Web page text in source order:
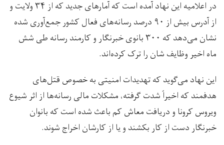
در اعلامیه این نهاد آمده است که آمارهای جدید که از ۳۴ ولایت و
از آدرس بیش از ۹۰ درصد رسانه‌های فعال کشور جمع‌آوری شده
نشان می‌دهد که ۳۰۰ بانوی خبرنگار و کارمند رسانه طی شش
ماه اخیر وظایف شان را ترک کرده‌اند.
این نهاد می‌گوید که تهدیدات امنیتی به خصوص قتل‌های
هدفمند که اخیراً شدت گرفته، مشکلات مالی رسانه‌ها از اثر شیوع
ویروس کرونا و دریافت معاش کم باعث شده است که بانوان
خبرنگار دست از کار بکشند و یا از کارشان اخراج شوند.